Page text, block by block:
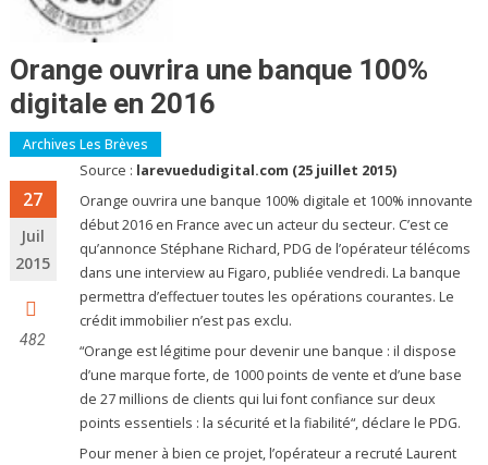
Orange ouvrira une banque 100%
digitale en 2016
Archives Les Brèves
27
Juil
2015
482
Source : larevuedudigital.com (25 juillet 2015)
Orange ouvrira une banque 100% digitale et 100% innovante
début 2016 en France avec un acteur du secteur. C’est ce
qu’annonce Stéphane Richard, PDG de l’opérateur télécoms
dans une interview au Figaro, publiée vendredi. La banque
permettra d’effectuer toutes les opérations courantes. Le
crédit immobilier n’est pas exclu.
“Orange est légitime pour devenir une banque : il dispose
d’une marque forte, de 1000 points de vente et d’une base
de 27 millions de clients qui lui font confiance sur deux
points essentiels : la sécurité et la fiabilité“, déclare le PDG.
Pour mener à bien ce projet, l’opérateur a recruté Laurent